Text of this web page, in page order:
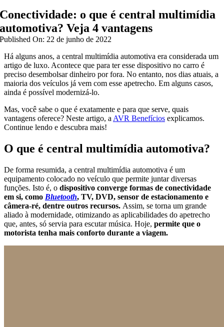
Conectividade: o que é central multimídia
automotiva? Veja 4 vantagens
Published On: 22 de junho de 2022
Há alguns anos, a central multimídia automotiva era considerada um
artigo de luxo. Acontece que para ter esse dispositivo no carro é
preciso desembolsar dinheiro por fora. No entanto, nos dias atuais, a
maioria dos veículos já vem com esse apetrecho. Em alguns casos,
ainda é possível modernizá-lo.
Mas, você sabe o que é exatamente e para que serve, quais
vantagens oferece? Neste artigo, a AVR Benefícios explicamos.
Continue lendo e descubra mais!
O que é central multimídia automotiva?
De forma resumida, a central multimídia automotiva é um
equipamento colocado no veículo que permite juntar diversas
funções. Isto é, o dispositivo converge formas de conectividade
em si, como Bluetooth, TV, DVD, sensor de estacionamento e
câmera-ré, dentre outros recursos. Assim, se torna um grande
aliado à modernidade, otimizando as aplicabilidades do apetrecho
que, antes, só servia para escutar música. Hoje, permite que o
motorista tenha mais conforto durante a viagem.